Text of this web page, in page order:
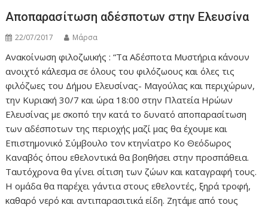
Αποπαρασίτωση αδέσποτων στην Ελευσίνα
22/07/2017 Μάρσα
Ανακοίνωση φιλοζωικής : “Τα Αδέσποτα Μυστήρια κάνουν
ανοιχτό κάλεσμα σε όλους του φιλόζωους και όλες τις
φιλόζωες του Δήμου Ελευσίνας- Μαγούλας και περιχώρων,
την Κυριακή 30/7 και ώρα 18:00 στην Πλατεία Ηρώων
Ελευσίνας με σκοπό την κατά το δυνατό αποπαρασίτωση
των αδέσποτων της περιοχής μαζί μας θα έχουμε και
Επιστημονικό Σύμβουλο τον κτηνίατρο Κο Θεόδωρος
Καναβός όπου εθελοντικά θα βοηθήσει στην προσπάθεια.
Ταυτόχρονα θα γίνει σίτιση των ζώων και καταγραφή τους.
Η ομάδα θα παρέχει γάντια στους εθελοντές, ξηρά τροφή,
καθαρό νερό και αντιπαρασιτικά είδη. Ζητάμε από τους